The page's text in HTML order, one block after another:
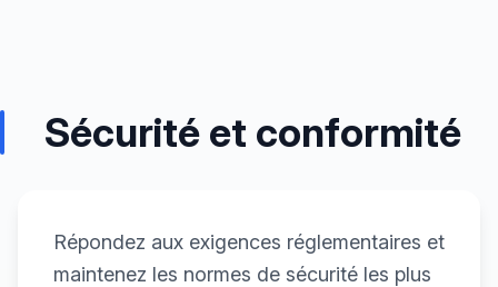
Sécurité et conformité
Répondez aux exigences réglementaires et
maintenez les normes de sécurité les plus